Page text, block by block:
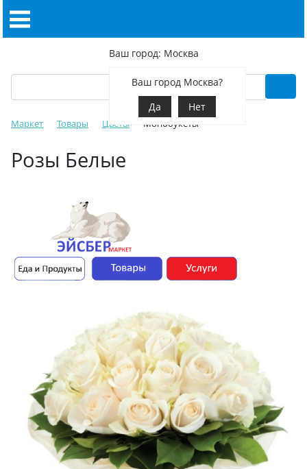
Ваш город: Москва
Ваш город Москва?
Да
Нет
Маркет Товары Цветы Монобукеты
Розы Белые